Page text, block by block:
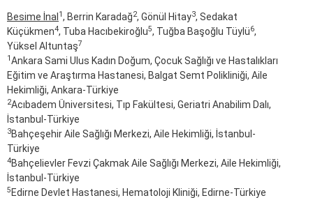
Besime İnal 1, Berrin Karadağ2, Gönül Hitay3, Sedakat
Küçükmen4, Tuba Hacıbekiroğlu5, Tuğba Başoğlu Tüylü6,
Yüksel Altuntaş7
1Ankara Sami Ulus Kadın Doğum, Çocuk Sağlığı ve Hastalıkları
Eğitim ve Araştırma Hastanesi, Balgat Semt Polikliniği, Aile
Hekimliği, Ankara-Türkiye
2Acıbadem Üniversitesi, Tıp Fakültesi, Geriatri Anabilim Dalı,
İstanbul-Türkiye
3Bahçeşehir Aile Sağlığı Merkezi, Aile Hekimliği, İstanbul-
Türkiye
4Bahçelievler Fevzi Çakmak Aile Sağlığı Merkezi, Aile Hekimliği,
İstanbul-Türkiye
5 Edirne Devlet Hastanesi, Hematoloji Kliniği, Edirne-Türkiye